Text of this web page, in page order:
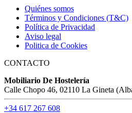
Quiénes somos
Términos y Condiciones (T&C)
Política de Privacidad
Aviso legal
Politica de Cookies
CONTACTO
Mobiliario De Hostelería
Calle Chopo 46, 02110 La Gineta
+34 617 267 608